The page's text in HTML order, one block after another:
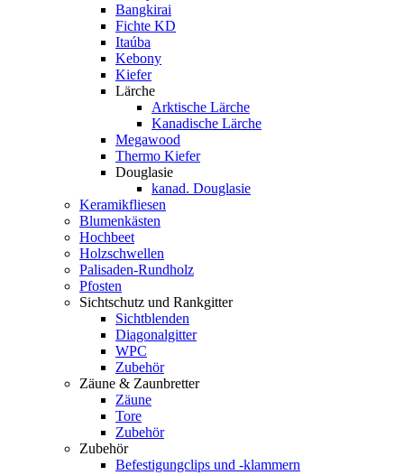
Bangkirai
Fichte KD
Itaúba
Kebony
Kiefer
Lärche
Arktische Lärche
Kanadische Lärche
Megawood
Thermo Kiefer
Douglasie
kanad. Douglasie
Keramikfliesen
Blumenkästen
Hochbeet
Holzschwellen
Palisaden-Rundholz
Pfosten
Sichtschutz und Rankgitter
Sichtblenden
Diagonalgitter
WPC
Zubehör
Zäune & Zaunbretter
Zäune
Tore
Zubehör
Zubehör
Befestigungclips und -klammern